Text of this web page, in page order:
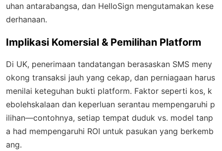
uhan antarabangsa, dan HelloSign mengutamakan kese
derhanaan.
Implikasi Komersial & Pemilihan Platform
Di UK, penerimaan tandatangan berasaskan SMS meny
okong transaksi jauh yang cekap, dan perniagaan harus
menilai keteguhan bukti platform. Faktor seperti kos, k
ebolehskalaan dan keperluan serantau mempengaruhi p
ilihan—contohnya, setiap tempat duduk vs. model tanp
a had mempengaruhi ROI untuk pasukan yang berkemb
ang.